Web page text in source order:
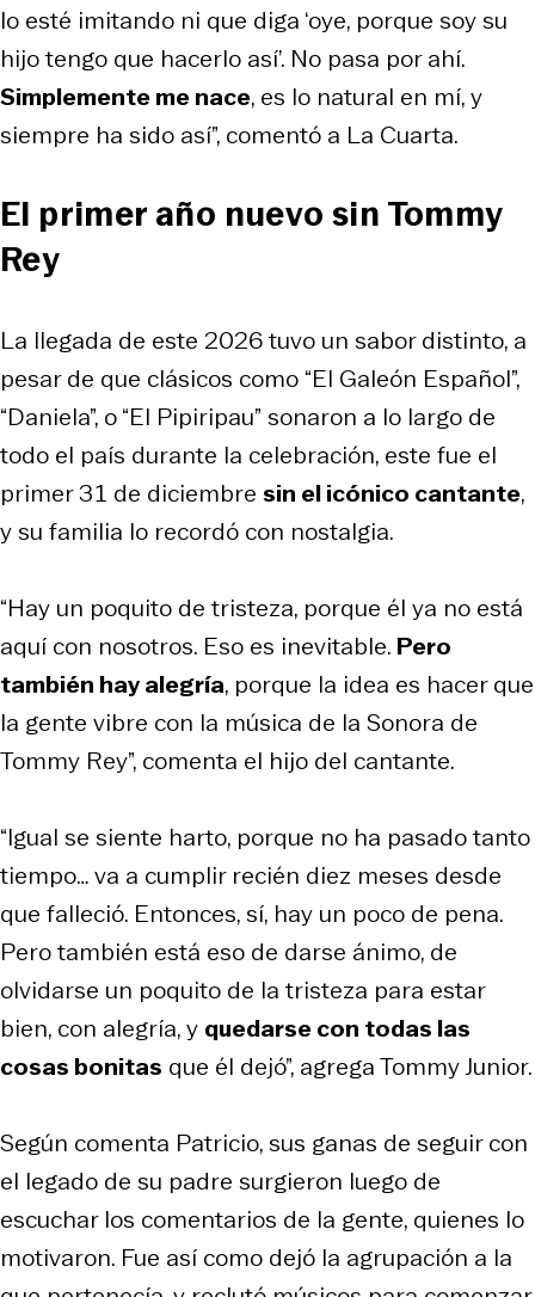
lo esté imitando ni que diga ‘oye, porque soy su
hijo tengo que hacerlo así’. No pasa por ahí.
Simplemente me nace, es lo natural en mí, y
siempre ha sido así”, comentó a La Cuarta.
El primer año nuevo sin Tommy
Rey
La llegada de este 2026 tuvo un sabor distinto, a
pesar de que clásicos como “El Galeón Español”,
“Daniela”, o“El Pipiripau” sonaron a lo largo de
todo el país durante la celebración, este fue el
primer 31 de diciembre sin el icónico cantante,
y su familia lo recordó con nostalgia.
“Hay un poquito de tristeza, porque él ya no está
aquí con nosotros. Eso es inevitable. Pero
también hay alegría, porque la idea es hacer que
la gente vibre con la música de la Sonora de
Tommy Rey”, comenta el hijo del cantante.
“Igual se siente harto, porque no ha pasado tanto
tiempo… va a cumplir recién diez meses desde
que falleció. Entonces, sí, hay un poco de pena.
Pero también está eso de darse ánimo, de
olvidarse un poquito de la tristeza para estar
bien, con alegría, y quedarse con todas las
cosas bonitas que él dejó”, agrega Tommy Junior.
Según comenta Patricio, sus ganas de seguir con
el legado de su padre surgieron luego de
escuchar los comentarios de la gente, quienes lo
motivaron. Fue así como dejó la agrupación a la